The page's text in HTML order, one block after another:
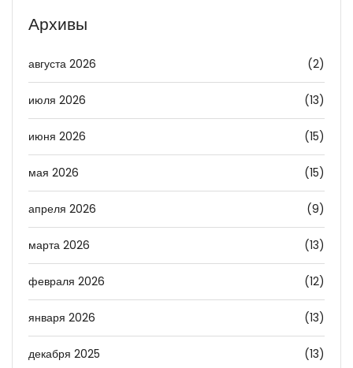
Архивы
августа 2026 (2)
июля 2026 (13)
июня 2026 (15)
мая 2026 (15)
апреля 2026 (9)
марта 2026 (13)
февраля 2026 (12)
января 2026 (13)
декабря 2025 (13)